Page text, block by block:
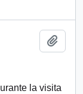
la visita